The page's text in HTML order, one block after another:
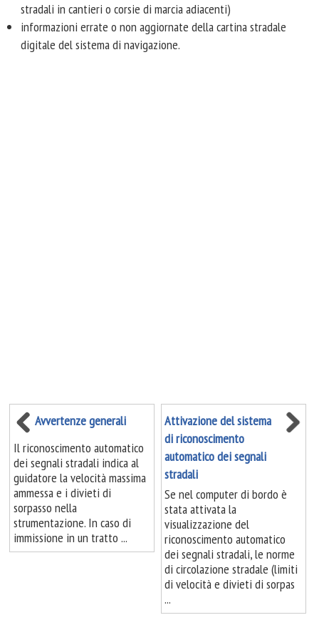
stradali in cantieri o corsie di marcia adiacenti)
informazioni errate o non aggiornate della cartina stradale
digitale del sistema di navigazione.
Avvertenze generali
Il riconoscimento automatico
dei segnali stradali indica al
guidatore la velocità massima
ammessa e i divieti di
sorpasso nella
strumentazione. In caso di
immissione in un tratto ...
Attivazione del sistema
di riconoscimento
automatico dei segnali
stradali
Se nel computer di bordo è
stata attivata la
visualizzazione del
riconoscimento automatico
dei segnali stradali, le norme
di circolazione stradale (limiti
di velocità e divieti di sorpas
...